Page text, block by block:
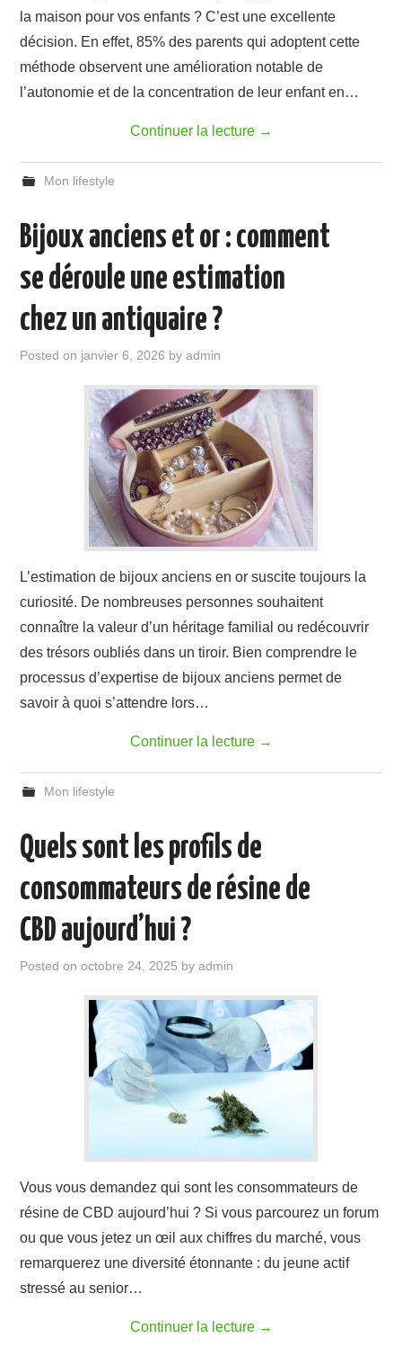
la maison pour vos enfants ? C’est une excellente
décision. En effet, 85% des parents qui adoptent cette
méthode observent une amélioration notable de
l’autonomie et de la concentration de leur enfant en…
Continuer la lecture →
Mon lifestyle
Bijoux anciens et or : comment
se déroule une estimation
chez un antiquaire ?
Posted on janvier 6, 2026 byadmin
L’estimation de bijoux anciens en or suscite toujours la
curiosité. De nombreuses personnes souhaitent
connaître la valeur d’un héritage familial ou redécouvrir
des trésors oubliés dans un tiroir. Bien comprendre le
processus d’expertise de bijoux anciens permet de
savoir à quoi s’attendre lors…
Continuer la lecture →
Mon lifestyle
Quels sont les profils de
consommateurs de résine de
CBD aujourd’hui ?
Posted onoctobre 24, 2025 byadmin
Vous vous demandez qui sont les consommateurs de
résine de CBD aujourd’hui ? Si vous parcourez un forum
ou que vous jetez un œil aux chiffres du marché, vous
remarquerez une diversité étonnante : du jeune actif
stressé au senior…
Continuer la lecture →